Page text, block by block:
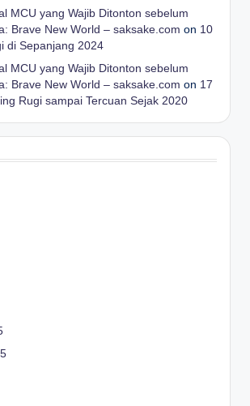
MCU yang Wajib Ditonton sebelum
Brave New World – saksake.com on 10
di Sepanjang 2024
MCU yang Wajib Ditonton sebelum
Brave New World – saksake.com on 17
Rugi sampai Tercuan Sejak 2020